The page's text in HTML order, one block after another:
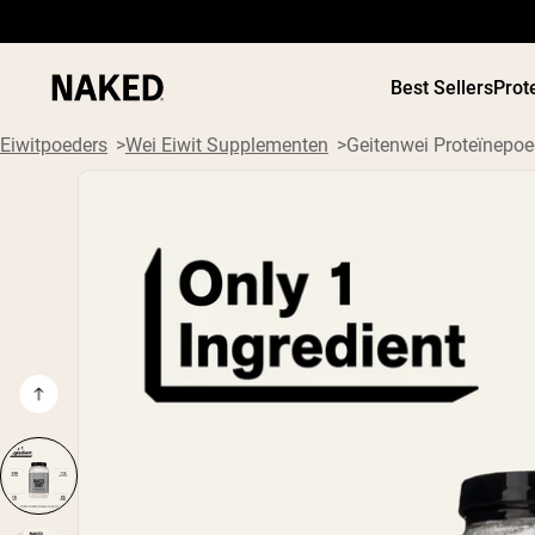
Best Sellers
Populaire Zoektermen
”Vegan protein“
”Collagen“
”Micellar Casein“
Eiwitpoeders Wei Eiwit Supplementen Geitenwei